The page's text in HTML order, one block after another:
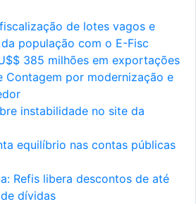
de lotes vagos e
população com o E-Fisc
385 milhões em exportações
Contagem por modernização e
instabilidade no site da
equilíbrio nas contas públicas
Refis libera descontos de até
dívidas